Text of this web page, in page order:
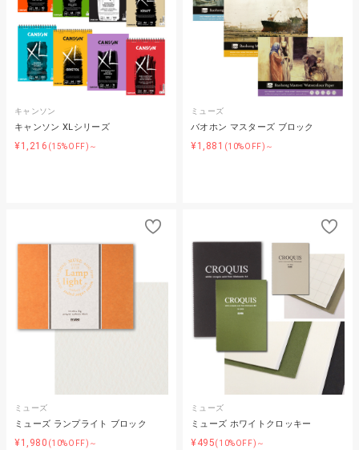
キャンソン
キャンソン XLシリーズ
¥1,216 (15%OFF)～
ミューズ
バオホン マスターズ ブロック
¥1,881 (10%OFF)～
ミューズ
ミューズ ランプライト ブロック
¥1,980 (10%OFF)～
ミューズ
ミューズ ホワイトクロッキー
¥495(10%OFF)～